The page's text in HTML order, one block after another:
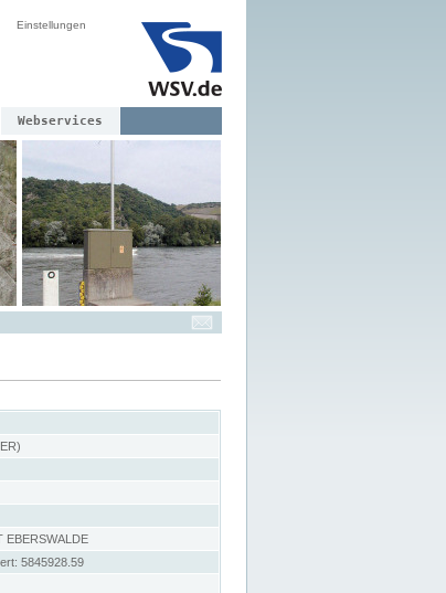
Einstellungen
Webservices
EBERSWALDE
5845928.59